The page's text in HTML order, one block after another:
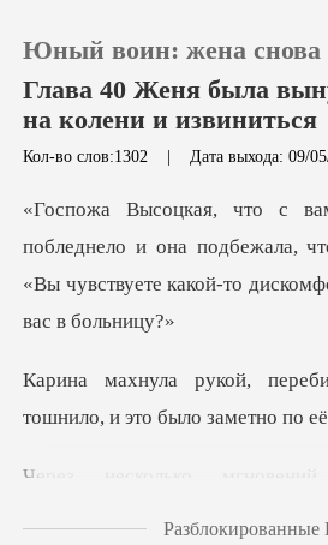
Пополнить
История чтения
Выйти
Юный воин: жена снова
Глава 40 Женя была
на колени и извиниться
Кол-во слов:1302 | Дата выхода: 09/
и она подбежала,
«Вы чувствуете
тошнило, и
Разблокированные